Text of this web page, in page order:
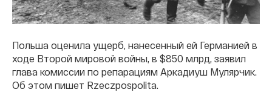
Польша оценила ущерб, нанесенный ей Германией в
ходе Второй мировой войны, в $850 млрд, заявил
глава комиссии по репарациям Аркадиуш Мулярчик.
Об этом пишет Rzeczpospolita.